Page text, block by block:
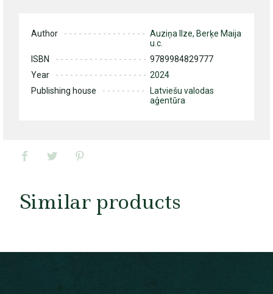
Author
Auziņa Ilze, Berķe Maija
u.c.
ISBN
9789984829777
Year
2024
Publishing house
Latviešu valodas
aģentūra
Similar products